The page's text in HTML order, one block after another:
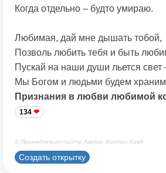
Когда отдельно – будто умираю.
Любимая, дай мне дышать тобой,
Позволь любить тебя и быть
Пускай на наши души льется свет
Мы Богом и людьми будем
Признания в любви любимой
134
© Принадлежит сайту. Автор: Костен КавА
Создать открытку